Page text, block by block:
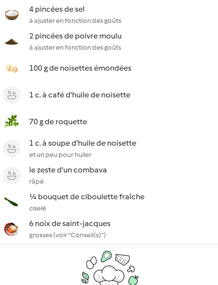
4 pincées de sel
à ajuster en fonction des goûts
2 pincées de poivre moulu
à ajuster en fonction des goûts
100 g de noisettes émondées
1 c. à café d'huile de noisette
70 g de roquette
1 c. à soupe d'huile de noisette
et un peu pour huiler
le zeste d'un combava
râpé
¼ bouquet de ciboulette fraîche
ciselé
6 noix de saint-jacques
grosses (voir "Conseil(s)")